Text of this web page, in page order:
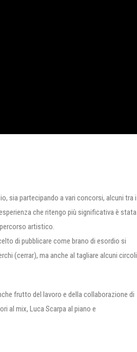
sia partecipando a vari concorsi, alcuni tra i
che ritengo più significativa è stata
artistico.
di pubblicare come brano di esordio si
(cerrar), ma anche al tagliare alcuni circoli
frutto del lavoro e della collaborazione di
al mix, Luca Scarpa al piano e